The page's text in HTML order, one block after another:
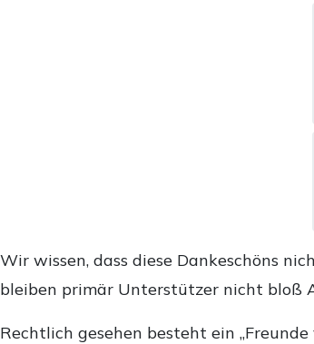
Wir wissen, dass diese Dankeschöns
bleiben primär Unterstützer nicht bloß
Rechtlich gesehen besteht ein